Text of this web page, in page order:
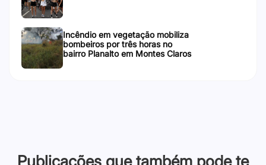
Incêndio em vegetação mobiliza
bombeiros por três horas no
bairro Planalto em Montes Claros
Publicações que também pode te